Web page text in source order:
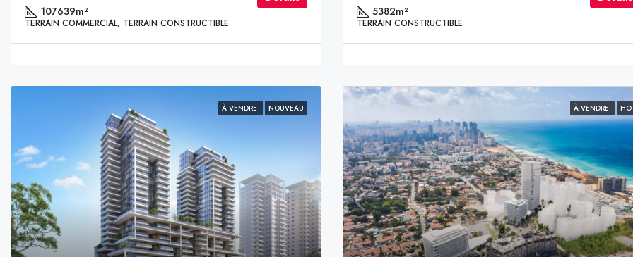
107639m²
TERRAIN COMMERCIAL, TERRAIN CONSTRUCTIBLE
5382m²
TERRAIN CONSTRUCTIBLE
À VENDRE NOUVEAU À VENDRE